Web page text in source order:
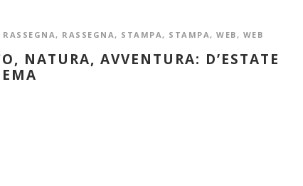
RASSEGNA , RASSEGNA , STAMPA , STAMPA , WEB , WEB
NATURA, AVVENTURA: D’ESTATE